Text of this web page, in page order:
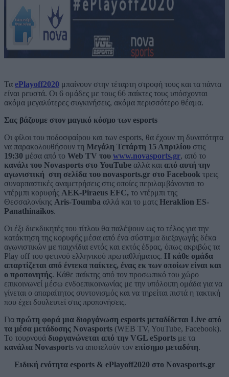
Τα ePlayoff2020 μπαίνουν στην τέταρτη στροφή τους και τα πάντα
είναι ρευστά. Οι 6 ομάδες με τους 66 παίκτες τους υπόσχονται
ακόμα μεγαλύτερες συγκινήσεις, ακόμα περισσότερο θέαμα.
Σας βάζουμε στον μαγικό κόσμο των esports
Οι φίλοι του ποδοσφαίρου και των esports, θα έχουν τη δυνατότητα
να παρακολουθήσουν τη Μεγάλη Τετάρτη 15 Απριλίου στις
19:30 μέσα από το Web TV του www.novasports.gr, από το
κανάλι του Novasports στο YouTube αλλά και από αυτή την
αγωνιστική στη σελίδα του novasports.gr στο Facebook τρεις
συναρπαστικές αναμετρήσεις στις οποίες περιλαμβάνονται το
ντέρμπι κορυφής AEK-Piraeus EFC, το ντέρμπι της
Θεσσαλονίκης Aris-Toumba αλλά και το ματς Heraklion ES-
Panathinaikos.
Οι έξι διεκδικητές του τίτλου θα παλέψουν ως το τέλος για την
κατάκτηση της κορυφής μέσα από ένα σύστημα διεξαγωγής δέκα
αγωνιστικών με παιχνίδια εντός και εκτός έδρας, όπως ακριβώς τα
Play off του φετινού ελληνικού πρωταθλήματος. Η κάθε ομάδα
απαρτίζεται από έντεκα παίκτες, ένας εκ των οποίων είναι και
ο προπονητής. Κάθε παίκτης από τον προσωπικό του χώρο
επικοινωνεί μέσω ενδοεπικοινωνίας με την υπόλοιπη ομάδα για να
γίνεται ο απαραίτητος συντονισμός και να τηρείται πιστά η τακτική
που έχει δουλευτεί στις προπονήσεις.
Για πρώτη φορά μια διοργάνωση esports μεταδίδεται Live από
τα μέσα μετάδοσης Novasports (WEB TV, YouTube, Facebook).
Το τουρνουά διοργανώνεται από την VGL eSports με τα
κανάλια Novasports να αποτελούν τον επίσημο μεταδότη.
Ειδική ενότηταesports & ePlayoff2020 στο Novasports.gr